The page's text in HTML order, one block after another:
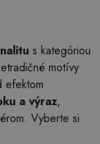
s kategóriou
motívy
efektom
a výraz,
Vyberte si